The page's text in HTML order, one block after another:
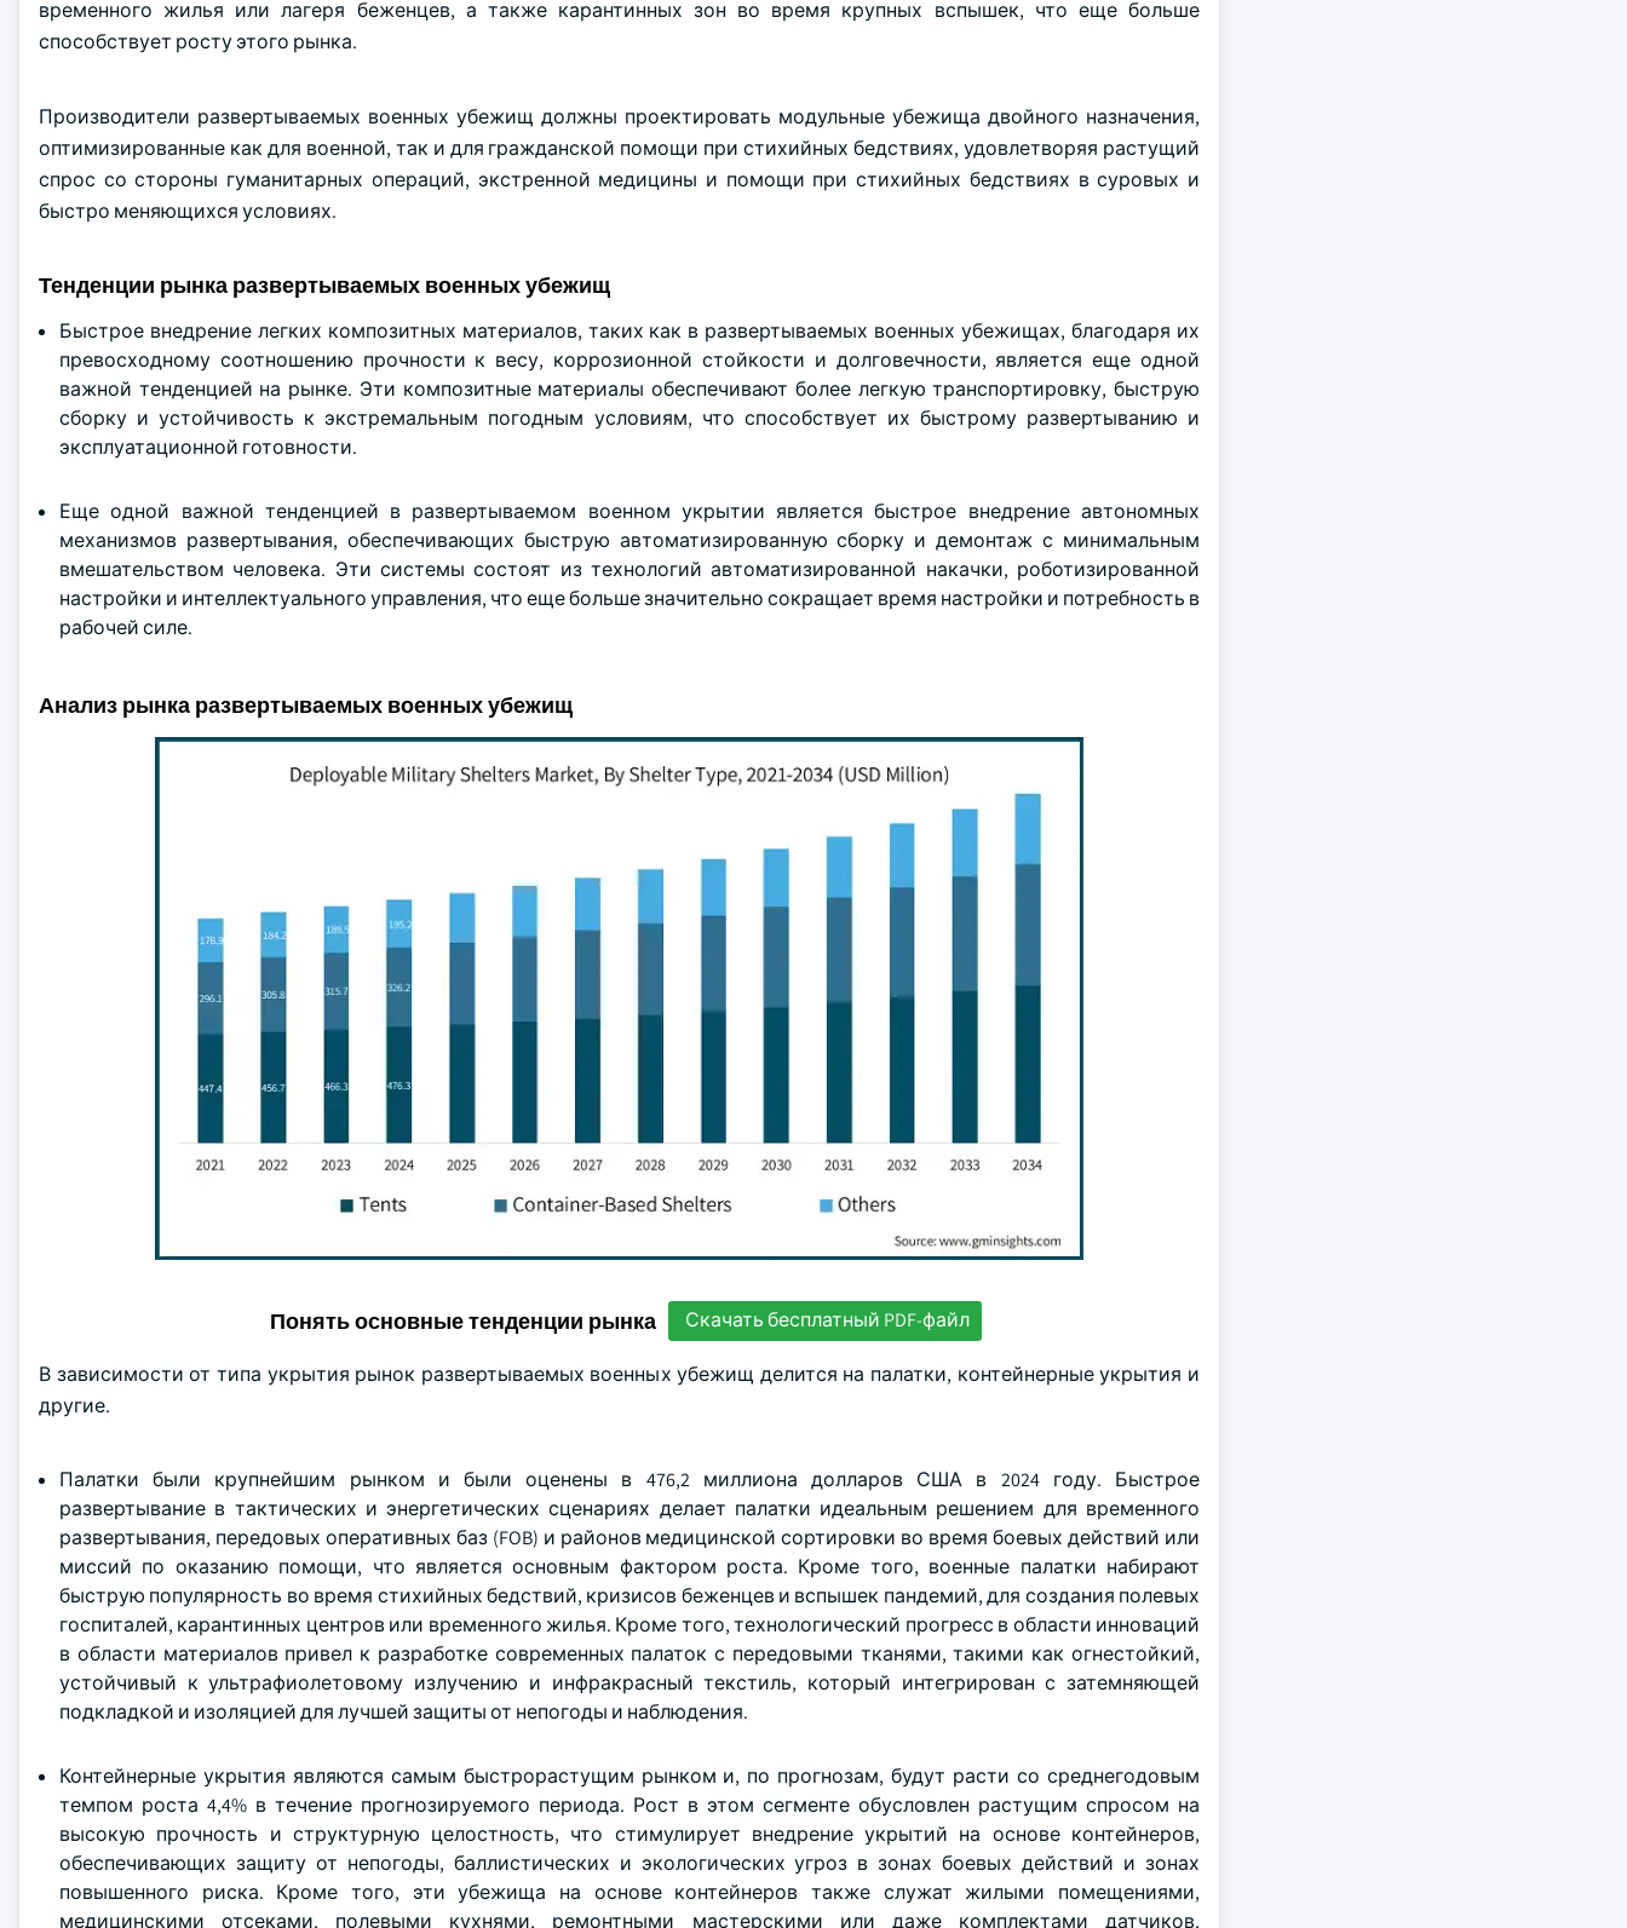
временного жилья или лагеря беженцев, а также карантинных зон во время крупных вспышек, что еще больше
способствует росту этого рынка.
Производители развертываемых военных убежищ должны проектировать модульные убежища двойного назначения,
оптимизированные как для военной, так и для гражданской помощи при стихийных бедствиях, удовлетворяя растущий
спрос со стороны гуманитарных операций, экстренной медицины и помощи при стихийных бедствиях в суровых и
быстро меняющихся условиях.
Тенденции рынка развертываемых военных убежищ
Быстрое внедрение легких композитных материалов, таких как в развертываемых военных убежищах, благодаря их
превосходному соотношению прочности к весу, коррозионной стойкости и долговечности, является еще одной
важной тенденцией на рынке. Эти композитные материалы обеспечивают более легкую транспортировку, быструю
сборку и устойчивость к экстремальным погодным условиям, что способствует их быстрому развертыванию и
эксплуатационной готовности.
Еще одной важной тенденцией в развертываемом военном укрытии является быстрое внедрение автономных
механизмов развертывания, обеспечивающих быструю автоматизированную сборку и демонтаж с минимальным
вмешательством человека. Эти системы состоят из технологий автоматизированной накачки, роботизированной
настройки и интеллектуального управления, что еще больше значительно сокращает время настройки и потребность в
рабочей силе.
Анализ рынка развертываемых военных убежищ
Понять основные тенденции рынка Скачать бесплатный PDF-файл
В зависимости от типа укрытия рынок развертываемых военных убежищ делится на палатки, контейнерные укрытия и
другие.
Палатки были крупнейшим рынком и были оценены в 476,2 миллиона долларов США в 2024 году. Быстрое
развертывание в тактических и энергетических сценариях делает палатки идеальным решением для временного
развертывания, передовых оперативных баз (FOB) и районов медицинской сортировки во время боевых действий или
миссий по оказанию помощи, что является основным фактором роста. Кроме того, военные палатки набирают
быструю популярность во время стихийных бедствий, кризисов беженцев и вспышек пандемий, для создания полевых
госпиталей, карантинных центров или временного жилья. Кроме того, технологический прогресс в области инноваций
в области материалов привел к разработке современных палаток с передовыми тканями, такими как огнестойкий,
устойчивый к ультрафиолетовому излучению и инфракрасный текстиль, который интегрирован с затемняющей
подкладкой и изоляцией для лучшей защиты от непогоды и наблюдения.
Контейнерные укрытия являются самым быстрорастущим рынком и, по прогнозам, будут расти со среднегодовым
темпом роста 4,4% в течение прогнозируемого периода. Рост в этом сегменте обусловлен растущим спросом на
высокую прочность и структурную целостность, что стимулирует внедрение укрытий на основе контейнеров,
обеспечивающих защиту от непогоды, баллистических и экологических угроз в зонах боевых действий и зонах
повышенного риска. Кроме того, эти убежища на основе контейнеров также служат жилыми помещениями,
медицинскими отсеками, полевыми кухнями, ремонтными мастерскими или даже комплектами датчиков,